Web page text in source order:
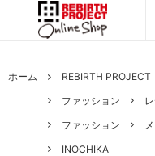
ホーム
REBIRTH PROJECT
ファッション
ファッション
INOCHIKA